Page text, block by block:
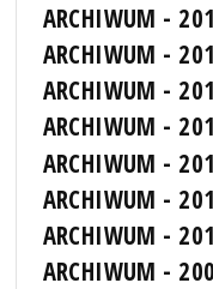
ARCHIWUM -
ARCHIWUM -
ARCHIWUM -
ARCHIWUM -
ARCHIWUM -
ARCHIWUM -
ARCHIWUM -
ARCHIWUM -